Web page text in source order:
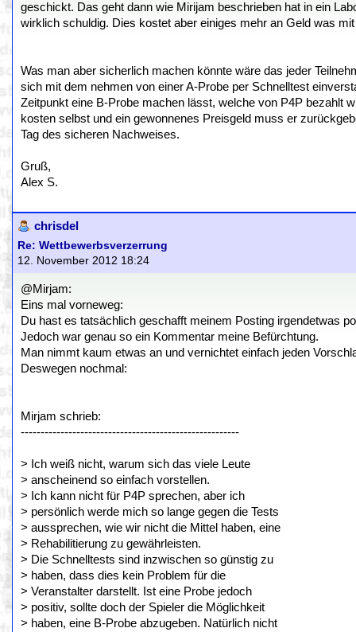
geschickt. Das geht dann wie Mirijam beschrieben hat in ein
wirklich schuldig. Dies kostet aber einiges mehr an Geld was
Was man aber sicherlich machen könnte wäre das jeder
sich mit dem nehmen von einer A-Probe per Schnelltest
Zeitpunkt eine B-Probe machen lässt, welche von P4P bezahlt
kosten selbst und ein gewonnenes Preisgeld muss er
Tag des sicheren Nachweises.
Gruß,
Alex S.
chrisdel
Re: Wettbewerbsverzerrung
12. November 2012 18:24
@Mirjam:
Eins mal vorneweg:
Du hast es tatsächlich geschafft meinem Posting irgendetwas
Jedoch war genau so ein Kommentar meine Befürchtung.
Man nimmt kaum etwas an und vernichtet einfach jeden
Deswegen nochmal:
Mirjam schrieb:
-------------------------------------------------------
> Ich weiß nicht, warum sich das viele Leute
> anscheinend so einfach vorstellen.
> Ich kann nicht für P4P sprechen, aber ich
> persönlich werde mich so lange gegen die Tests
> aussprechen, wie wir nicht die Mittel haben, eine
> Rehabilitierung zu gewährleisten.
> Die Schnelltests sind inzwischen so günstig zu
> haben, dass dies kein Problem für die
> Veranstalter darstellt. Ist eine Probe jedoch
> positiv, sollte doch der Spieler die Möglichkeit
> haben, eine B-Probe abzugeben. Natürlich nicht